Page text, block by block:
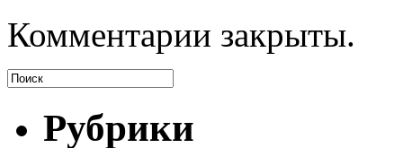
Комментарии закрыты.
Рубрики